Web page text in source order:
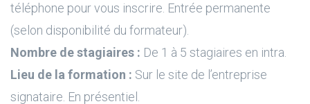
téléphone pour vous inscrire. Entrée permanente
(selon disponibilité du formateur).
Nombre de stagiaires : De 1 à 5 stagiaires en intra.
Lieu de la formation : Sur le site de l’entreprise
signataire. En présentiel.